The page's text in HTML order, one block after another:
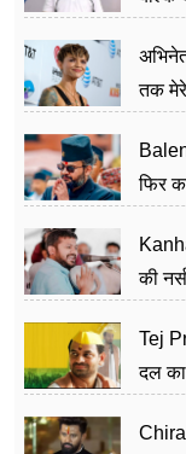
तक मेरे
फिर
की
Tej
दल का